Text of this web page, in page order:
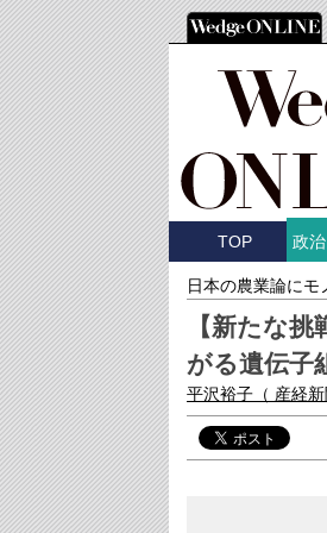
TOP 政
日本の農業論にモ
【新たな
がる遺伝子
平沢裕子 （ 産経